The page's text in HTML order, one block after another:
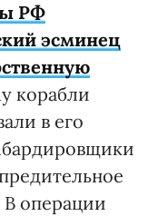
РФ
эсминец
корабли
в его
операции